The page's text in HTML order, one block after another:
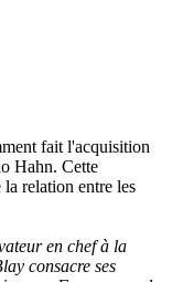
fait l'acquisition
Hahn. Cette
relation entre les
en chef à la
consacre ses